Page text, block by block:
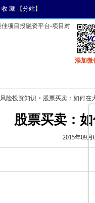
收 藏 【分站】
添加微
风险投资知识 > 股票买卖：如何在
股票买卖：
2015年09月